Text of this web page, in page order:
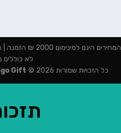
המחירים הינם
לא כוללים
כל הזכויות שמורות 2026 ©
Gift